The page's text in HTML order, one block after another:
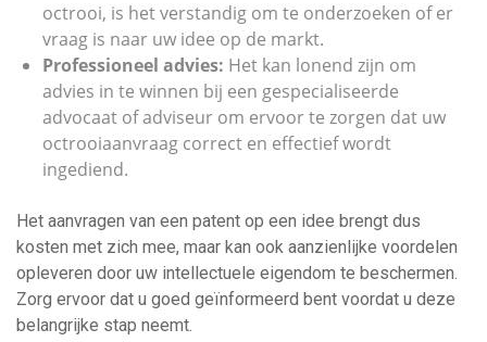
octrooi, is het verstandig om te onderzoeken of er
vraag is naar uw idee op de markt.
Professioneel advies: Het kan lonend zijn om
advies in te winnen bij een gespecialiseerde
advocaat of adviseur om ervoor te zorgen dat uw
octrooiaanvraag correct en effectief wordt
ingediend.
Het aanvragen van een patent op een idee brengt dus
kosten met zich mee, maar kan ook aanzienlijke voordelen
opleveren door uw intellectuele eigendom te beschermen.
Zorg ervoor dat u goed geïnformeerd bent voordat u deze
belangrijke stap neemt.